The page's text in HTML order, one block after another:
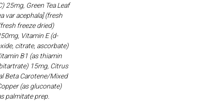
25mg, Green Tea Leaf
var acephala] (fresh
freeze dried)
Vitamin E (d-
citrate, ascorbate)
B1 (as thiamin
15mg, Citrus
Beta Carotene/Mixed
(as gluconate)
palmitate prep.